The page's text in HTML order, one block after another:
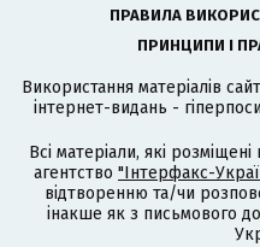
ПРАВИЛА
ПРИНЦИПИ І
Використання матеріалів
інтернет-видань -
Всі матеріали, які
агентство "Інтерфакс-
відтворенню та/чи
інакше як з письмового